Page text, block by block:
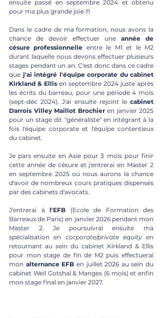
ensuite passé en septembre 2024 et obtenu
pour ma plus grande joie !!!
Dans le cadre de ma formation, nous avons la
chance de devoir effectuer une année de
césure professionnelle entre le M1 et le M2
durant laquelle nous devons effectuer plusieurs
stages pendant un an. C'est donc dans ce cadre
que j'ai intégré l'équipe corporate du cabinet
Kirkland & Ellis en septembre 2024 juste après
les écrits du barreau, pour une période 4 mois
(sept-déc 2024). J'ai ensuite rejoint le cabinet
Darrois Villey Maillot Brochier en janvier 2025
pour un stage dit "généraliste" en intégrant à la
fois l'équipe corporate et l'équipe contentieux
du cabinet.
Je pars ensuite en Asie pour 3 mois pour finir
cette année de césure et j'entrerai en Master 2
en septembre 2025 où nous aurons la chance
d'avoir de nombreux cours pratiques dispensés
par des cabinets d'avocats.
J'entrerai à l'EFB (Ecole de Formation des
Barreaux de Paris) en janvier 2026 pendant mon
Master 2. Je poursuivrai ensuite ma
spécialisation en corporate/private equity en
retournant au sein du cabinet Kirkland & Ellis
pour mon stage de fin de M2 puis effectuerai
mon alternance EFB en juillet 2026 au sein du
cabinet Weil Gotshal & Manges (6 mois) et enfin
mon stage final en janvier 2027.